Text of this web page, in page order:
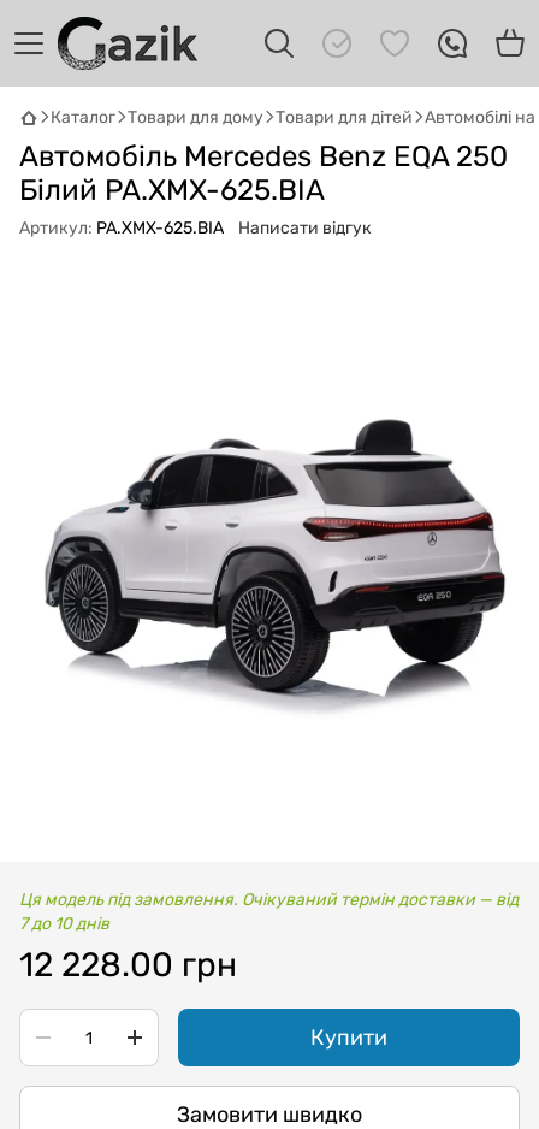
Каталог Товари для дому Товари для дітей Автомобілі
Автомобіль Mercedes Benz EQA 250
Білий PA.XMX-625.BIA
Артикул: PA.XMX-625.BIA Написати відгук
Ця модель під замовлення. Очікуваний термін доставки — від
7 до 10 днів
12 228.00 грн
Купити
Замовити швидко
GAZIKAI
Привіт! 👋 Я Gazik AI — допоможу